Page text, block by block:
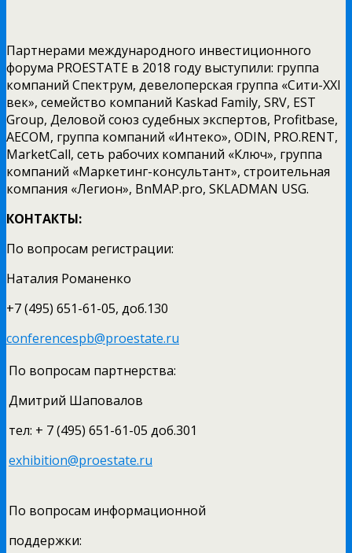
Партнерами международного инвестиционного
форума PROESTATE в 2018 году выступили: группа
компаний Спектрум, девелоперская группа «Сити-XXI
век», семейство компаний Kaskad Family, SRV, EST
Group, Деловой союз судебных экспертов, Profitbase,
AECOM, группа компаний «Интеко», ODIN, PRO.RENT,
MarketCall, сеть рабочих компаний «Ключ», группа
компаний «Маркетинг-консультант», строительная
компания «Легион», BnMAP.pro, SKLADMAN USG.
КОНТАКТЫ:
По вопросам регистрации:
Наталия Романенко
+7 (495) 651-61-05, доб.130
conferencespb@proestate.ru
По вопросам партнерства:
Дмитрий Шаповалов
тел: + 7 (495) 651-61-05 доб.301
exhibition@proestate.ru
По вопросам информационной
поддержки: